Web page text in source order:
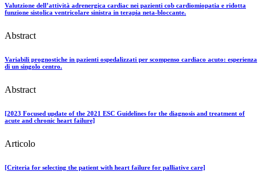
Valutzione dell’attività adrenergica cardiac nei pazienti cob cardiomiopatia e ridotta
funzione sistolica ventricolare sinistra in terapia neta-bloccante.
Abstract
Variabili prognostiche in pazienti ospedalizzati per scompenso cardiaco acuto: esperienza
di un singolo centro.
Abstract
[2023 Focused update of the 2021 ESC Guidelines for the diagnosis and treatment of
acute and chronic heart failure]
Articolo
[Criteria for selecting the patient with heart failure for palliative care]